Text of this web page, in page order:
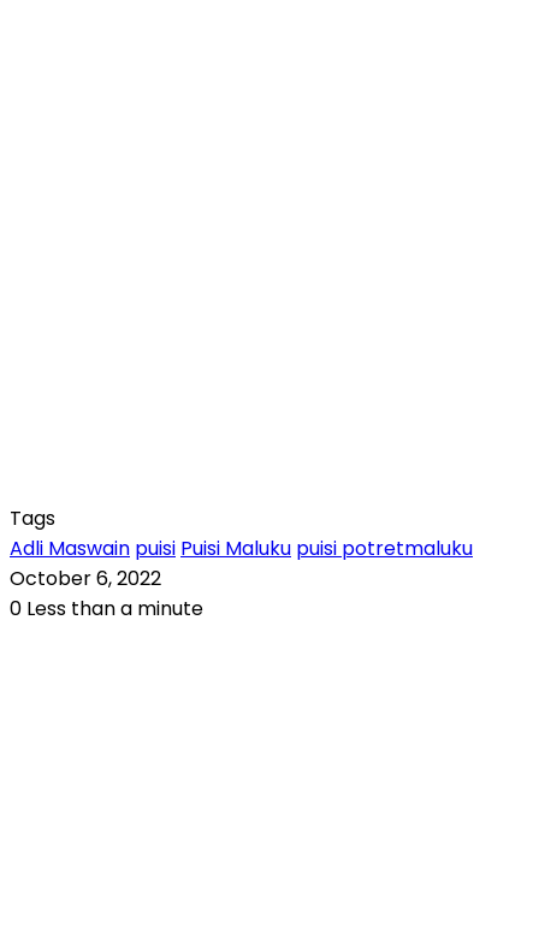
Tags
Adli Maswain puisi Puisi Maluku puisi potretmaluku
October 6, 2022
0 Less than a minute